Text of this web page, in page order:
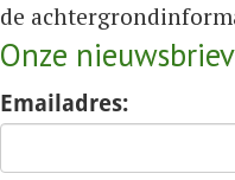
de
Onze
Emailadres: